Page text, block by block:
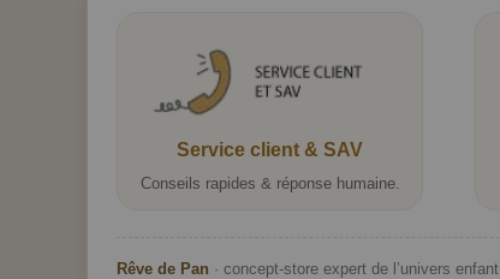
Service client & SAV
Conseils rapides & réponse humaine.
Rêve de Pan · concept-store expert de l’univers enfant